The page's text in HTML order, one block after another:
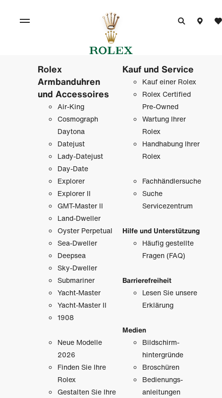
Rolex
Armbanduhren
und Accessoires
Air-King
Cosmograph
Daytona
Datejust
Lady-Datejust
Day-Date
Explorer
Explorer II
GMT-Master II
Land-Dweller
Oyster Perpetual
Sea-Dweller
Deepsea
Sky-Dweller
Submariner
Yacht-Master
Yacht-Master II
1908
Neue Modelle
2026
Finden Sie Ihre
Rolex
Gestalten Sie Ihre
Kauf und Service
Kauf einer Rolex
Rolex Certified
Pre-Owned
Wartung Ihrer
Rolex
Handhabung Ihrer
Rolex
Fachhändlersuche
Suche
Servicezentrum
Hilfe und Unterstützung
Häufig gestellte
Fragen (FAQ)
Barrierefreiheit
Lesen Sie unsere
Erklärung
Medien
Bildschirm­
hintergründe
Broschüren
Bedienungs­
anleitungen